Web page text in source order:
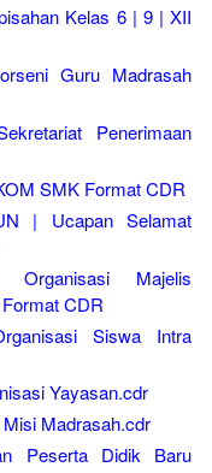
Kelas 6 | 9 | XII
Guru Madrasah
Penerimaan
SMK Format CDR
| Ucapan Selamat
Organisasi Majelis
CDR
Siswa Intra
Yayasan.cdr
Madrasah.cdr
Peserta Didik Baru